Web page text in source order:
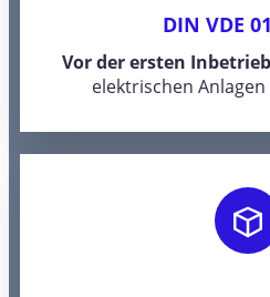
DIN VDE
Vor der ersten
elektrischen